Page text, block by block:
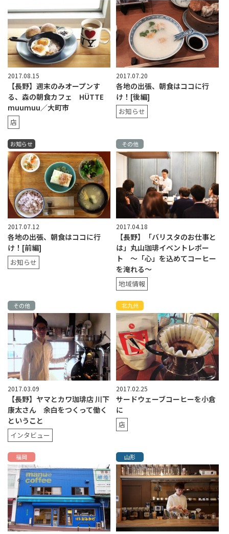
2017.08.15
【長野】週末のみオープンす
る、森の朝食カフェ HÜTTE
muumuu／大町市
店
2017.07.20
各地の出張、朝食はココに行
け！[後編]
お知らせ
お知らせ
2017.07.12
各地の出張、朝食はココに行
け！[前編]
お知らせ
その他
2017.04.18
【長野】「バリスタのお仕事と
は」丸山珈琲イベントレポー
ト ～「心」を込めてコーヒー
を淹れる～
地域情報
その他
2017.03.09
【長野】ヤマとカワ珈琲店 川下
康太さん 余白をつくって働く
ということ
インタビュー
北九州
2017.02.25
サードウェーブコーヒーを小倉
に
店
福岡 山形